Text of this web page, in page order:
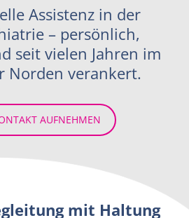
Assistenz in der
– persönlich,
seit vielen Jahren im
Norden verankert.
AUFNEHMEN
mit Haltung